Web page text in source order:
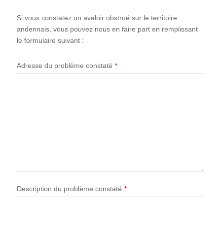
Si vous constatez un avaloir obstrué sur le territoire
andennais, vous pouvez nous en faire part en remplissant
le formulaire suivant :
Contact
Email
Adresse du problème constaté *
Description du problème constaté *